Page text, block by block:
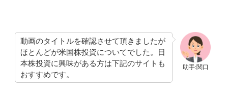
助手:関口
動画のタイトルを確認させて頂きましたが
ほとんどが米国株投資についてでした。日
本株投資に興味がある方は下記のサイトも
おすすめです。